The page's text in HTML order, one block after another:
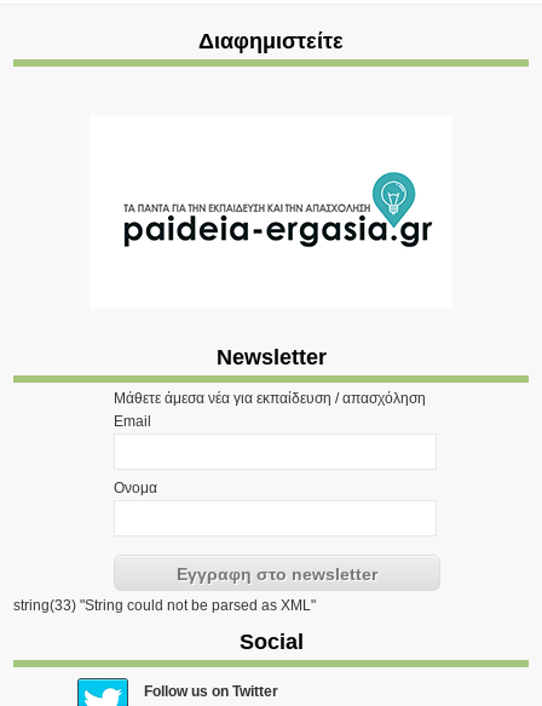
Διαφημιστείτε
Newsletter
Μάθετε άμεσα νέα για εκπαίδευση / απασχόληση
Email
Ονομα
string(33) "String could not be parsed as XML"
Social
Follow us on Twitter